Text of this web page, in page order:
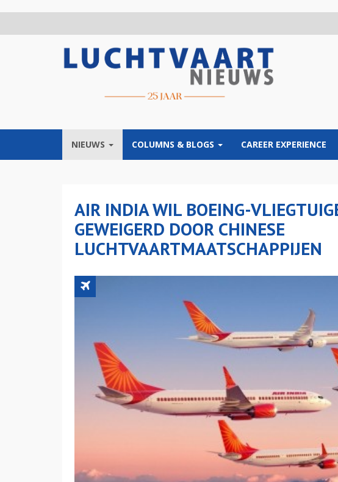
NIEUWS COLUMNS & BLOGS CAREER EXPERIENCE
AIR INDIA WIL BOEING-
GEWEIGERD DOOR CHINESE
LUCHTVAARTMAATSCHAPPIJEN